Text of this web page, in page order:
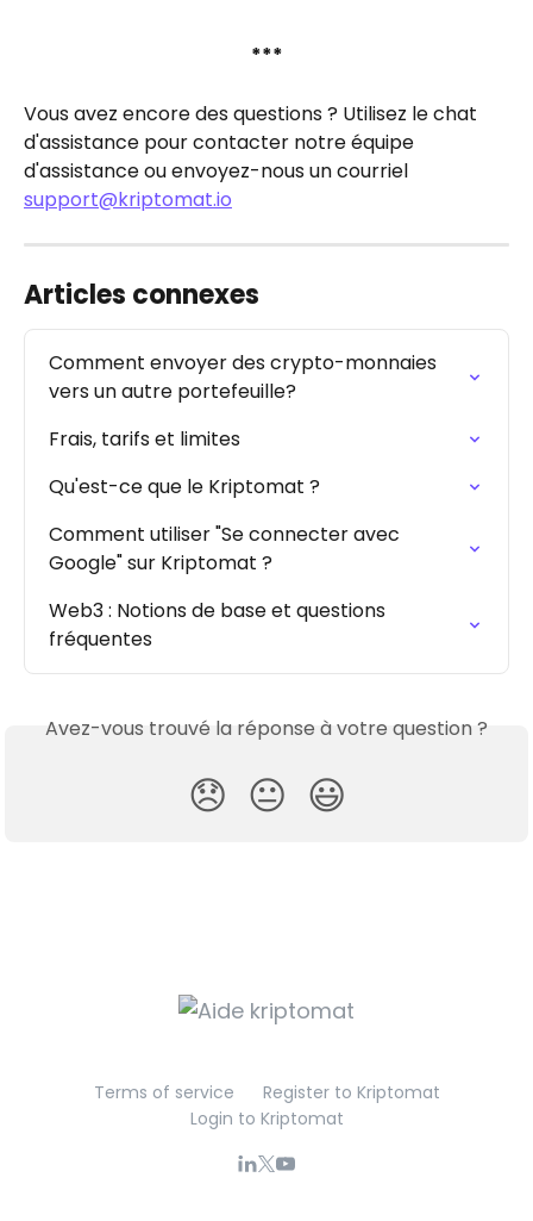
***
Vous avez encore des questions ? Utilisez le chat
d'assistance pour contacter notre équipe
d'assistance ou envoyez-nous un courriel
support@kriptomat.io
Articles connexes
Comment envoyer des crypto-monnaies
vers un autre portefeuille?
Frais, tarifs et limites
Qu'est-ce que le Kriptomat ?
Comment utiliser "Se connecter avec
Google" sur Kriptomat ?
Web3 : Notions de base et questions
fréquentes
Avez-vous trouvé la réponse à votre question ?
😞 😐 😃
Terms of service
Register to Kriptomat
Login to Kriptomat